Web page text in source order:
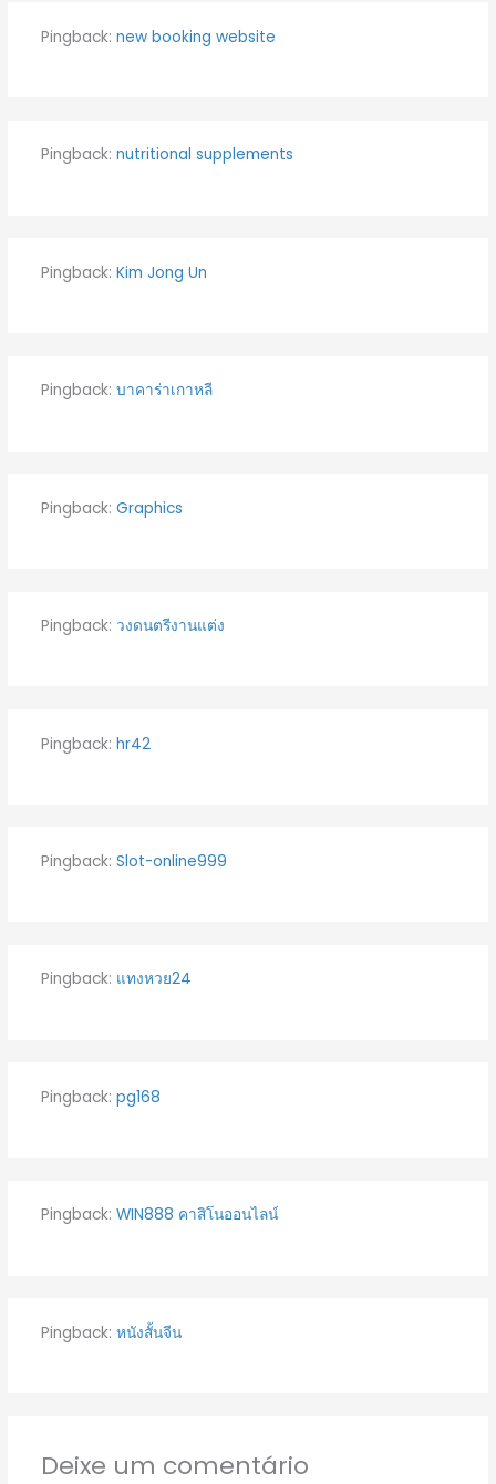
Pingback: new booking website
Pingback: nutritional supplements
Pingback: Kim Jong Un
Pingback: บาคาร่าเกาหลี
Pingback: Graphics
Pingback: วงดนตรีงานแต่ง
Pingback: hr42
Pingback: Slot-online999
Pingback: แทงหวย24
Pingback: pg168
Pingback: WIN888 คาสิโนออนไลน์
Pingback: หนังสั้นจีน
Deixe um comentário